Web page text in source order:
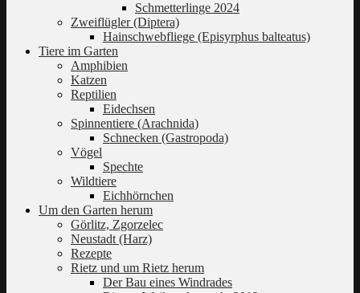
Schmetterlinge 2024
Zweiflügler (Diptera)
Hainschwebfliege (Episyrphus balteatus)
Tiere im Garten
Amphibien
Katzen
Reptilien
Eidechsen
Spinnentiere (Arachnida)
Schnecken (Gastropoda)
Vögel
Spechte
Wildtiere
Eichhörnchen
Um den Garten herum
Görlitz, Zgorzelec
Neustadt (Harz)
Rezepte
Rietz und um Rietz herum
Der Bau eines Windrades